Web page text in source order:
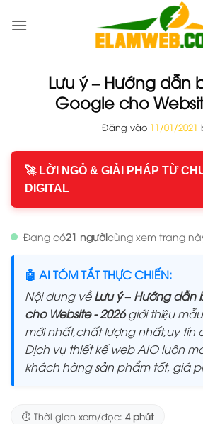
qua
Lưu ý – Hướng dẫn
Google cho
Đăng vào 11/01/2021
🚀 LỜI NGỎ & GIẢI PHÁP TỪ
DIGITAL
Đang có21 ngườicùng xem trang
🤖 AI TÓM TẮT THỰC CHIẾN:
Nội dung vềLưu ý – Hướng
cho Website - 2026giới thiệu
mới nhất,chất lượng nhất,uy tín
Dịch vụ thiết kế web AIO luôn
khách hàng sản phẩm tốt, giá
⏱️ Thời gian xem/đọc: 4 phút